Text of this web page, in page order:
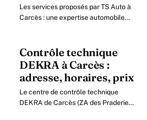
Les services proposés par TS Auto à
Carcès : une expertise automobile
Carcès s.
Contrôle technique
DEKRA à Carcès :
adresse, horaires, prix
Le centre de contrôle technique
DEKRA de Carcès (ZA des Praderies)